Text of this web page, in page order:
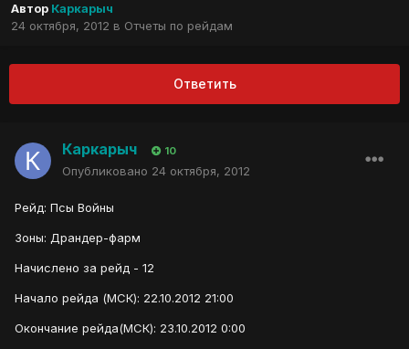
Автор Каркарыч
24 октября, 2012 в Отчеты по рейдам
Ответить
Каркарыч 10
Опубликовано 24 октября, 2012
Рейд: Псы Войны
Зоны: Драндер-фарм
Начислено за рейд - 12
Начало рейда (МСК): 22.10.2012 21:00
Окончание рейда(МСК): 23.10.2012 0:00